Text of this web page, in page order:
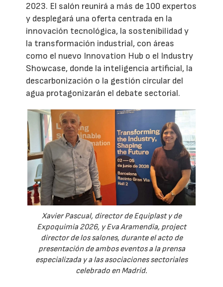
2023. El salón reunirá a más de 100 expertos
y desplegará una oferta centrada en la
innovación tecnológica, la sostenibilidad y
la transformación industrial, con áreas
como el nuevo Innovation Hub o el Industry
Showcase, donde la inteligencia artificial, la
descarbonización o la gestión circular del
agua protagonizarán el debate sectorial.
Xavier Pascual, director de Equiplast y de
Expoquimia 2026, y Eva Aramendia, project
director de los salones, durante el acto de
presentación de ambos eventos a la prensa
especializada y a las asociaciones sectoriales
celebrado en Madrid.